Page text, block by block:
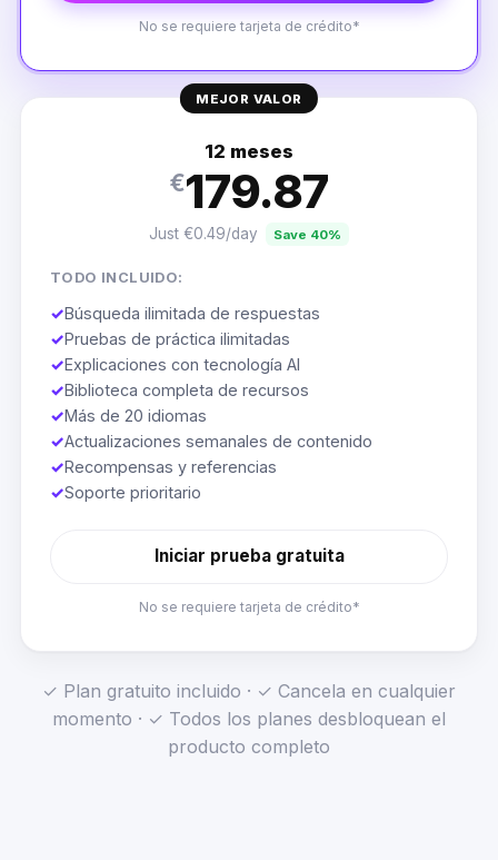
No se requiere tarjeta de crédito*
MEJOR VALOR
12 meses
€179.87
Just €0.49/day Save 40%
TODO INCLUIDO:
✓Búsqueda ilimitada de respuestas
✓Pruebas de práctica ilimitadas
✓Explicaciones con tecnología AI
✓Biblioteca completa de recursos
✓Más de 20 idiomas
✓Actualizaciones semanales de contenido
✓Recompensas y referencias
✓Soporte prioritario
Iniciar prueba gratuita
No se requiere tarjeta de crédito*
✓ Plan gratuito incluido · ✓ Cancela en cualquier
momento · ✓ Todos los planes desbloquean el
producto completo